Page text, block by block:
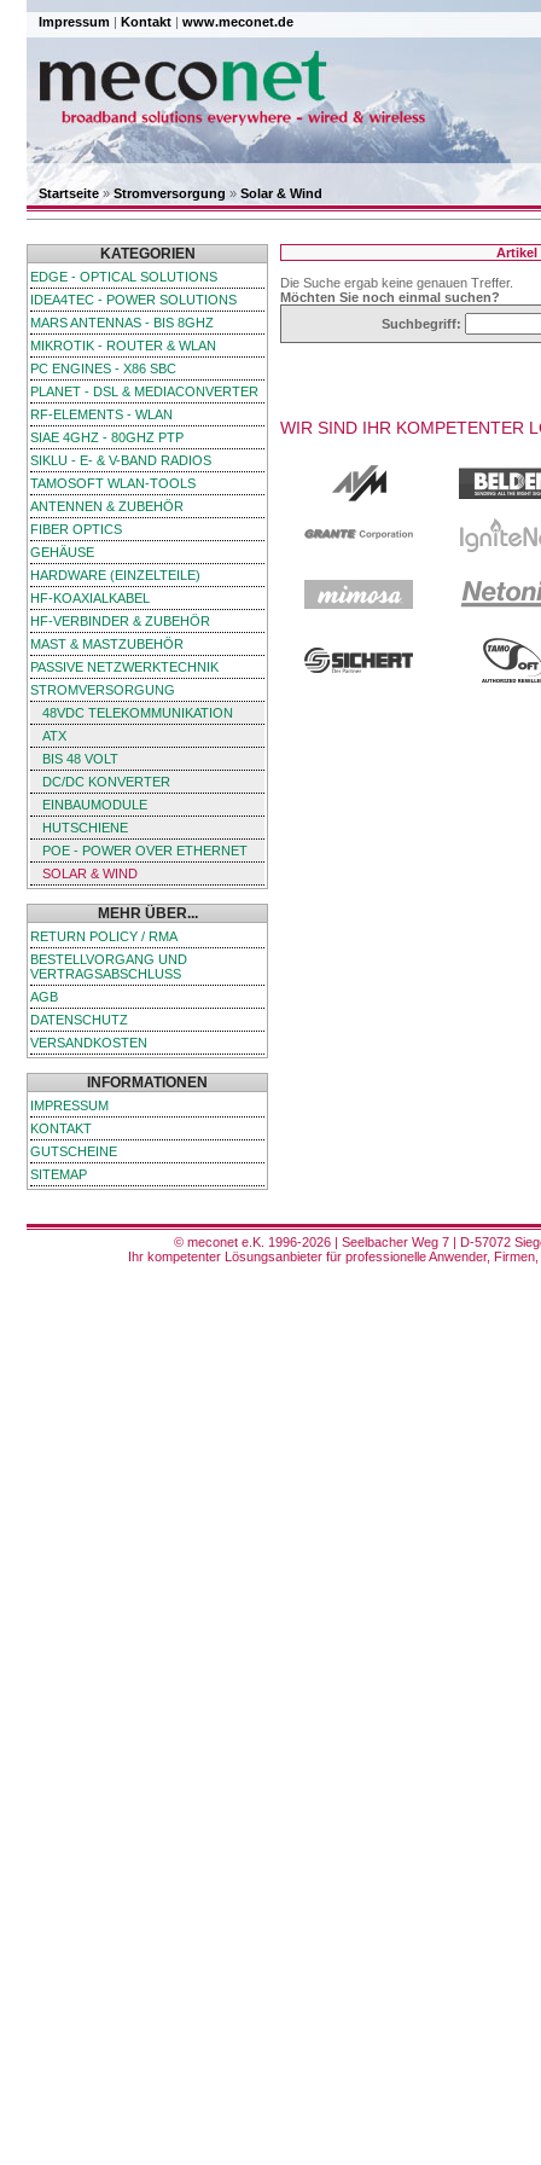
Impressum | Kontakt | www.meconet.de
Startseite»Stromversorgung » Solar & Wind
KATEGORIEN
EDGE - OPTICAL SOLUTIONS
IDEA4TEC - POWER SOLUTIONS
MARS ANTENNAS - BIS 8GHZ
MIKROTIK - ROUTER & WLAN
PC ENGINES - X86 SBC
PLANET - DSL & MEDIACONVERTER
RF-ELEMENTS - WLAN
SIAE 4GHZ - 80GHZ PTP
SIKLU - E- & V-BAND RADIOS
TAMOSOFT WLAN-TOOLS
ANTENNEN & ZUBEHÖR
FIBER OPTICS
GEHÄUSE
HARDWARE (EINZELTEILE)
HF-KOAXIALKABEL
HF-VERBINDER & ZUBEHÖR
MAST & MASTZUBEHÖR
PASSIVE NETZWERKTECHNIK
STROMVERSORGUNG
48VDC TELEKOMMUNIKATION
ATX
BIS 48 VOLT
DC/DC KONVERTER
EINBAUMODULE
HUTSCHIENE
POE - POWER OVER ETHERNET
SOLAR & WIND
MEHR ÜBER...
RETURN POLICY / RMA
BESTELLVORGANG UND
VERTRAGSABSCHLUSS
AGB
DATENSCHUTZ
VERSANDKOSTEN
INFORMATIONEN
IMPRESSUM
KONTAKT
GUTSCHEINE
SITEMAP
Artikel
Die Suche ergab keine genauen Treffer.
Möchten Sie noch einmal suchen?
Suchbegriff:
WIR SIND IHR KOMPETENTER
© meconet e.K. 1996-2026 | Seelbacher Weg 7 | D-57072
Ihr kompetenter Lösungsanbieter für professionelle Anwender,